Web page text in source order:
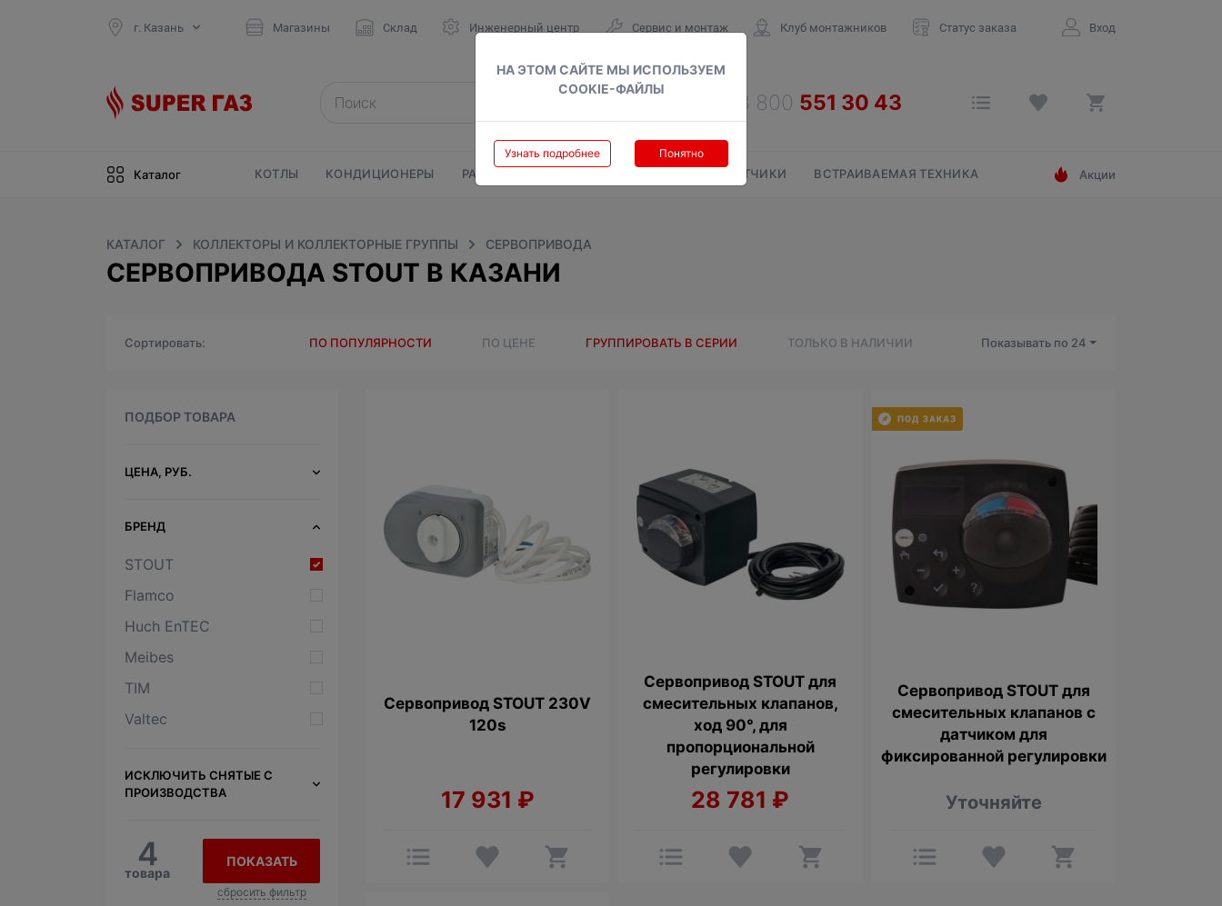
НА ЭТОМ САЙТЕ МЫ ИСПОЛЬЗУЕМ
COOKIE-ФАЙЛЫ
Узнать подробнее Понятно
г. Казань Магазины Склад Инженерный центр Сервис и монтаж Клуб монтажников Статус заказа Вход
Каталог КОТЛЫ КОНДИЦИОНЕРЫ РАДИАТОРЫ СЧЕТЧИКИ ВСТРАИВАЕМАЯ ТЕХНИКА Акции
КАТАЛОГ КОЛЛЕКТОРЫ И КОЛЛЕКТОРНЫЕ ГРУППЫ СЕРВОПРИВОДА
СЕРВОПРИВОДА STOUT В КАЗАНИ
Сортировать ПО ПОПУЛЯРНОСТИ ПО ЦЕНЕ ГРУППИРОВАТЬ В СЕРИИ ТОЛЬКО В НАЛИЧИИ Показывать по 24
ПОДБОР ТОВАРА
ЦЕНА, РУБ.
БРЕНД
STOUT
Flamco
Huch EnTEC
Meibes
TIM
Valtec
ИСКЛЮЧИТЬ СНЯТЫЕ С
ПРОИЗВОДСТВА
4
товара
ПОКАЗАТЬ
сбросить фильтр
Сервопривод STOUT 230V
120s
17 931 ₽
Сервопривод STOUT для
смесительных клапанов,
ход 90°, для
пропорциональной
регулировки
28 781 ₽
Сервопривод STOUT для
смесительных клапанов с
датчиком для
фиксированной регулировки
Уточняйте